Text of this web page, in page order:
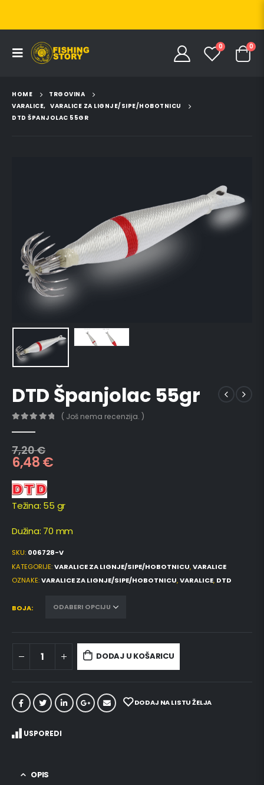
0 0
HOME
TRGOVINA
VARALICE, VARALICE ZA LIGNJE/SIPE/HOBOTNICU
DTD ŠPANJOLAC 55GR
DTD Španjolac 55gr
( Još nema recenzija. )
7,20€
6,48€
Težina: 55 gr
Dužina: 70 mm
SKU: 006728-V
KATEGORIJE:VARALICE ZA LIGNJE/SIPE/HOBOTNICU,VARALICE
OZNAKE:VARALICE ZA LIGNJE/SIPE/HOBOTNICU,VARALICE, DTD
BOJA
DODAJ U KOŠARICU
DODAJ NA LISTU ŽELJA
USPOREDI
OPIS